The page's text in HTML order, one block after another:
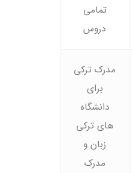
تمامی
دروس
مدرک ترکی
برای
دانشگاه
های ترکی
زبان و
مدرک